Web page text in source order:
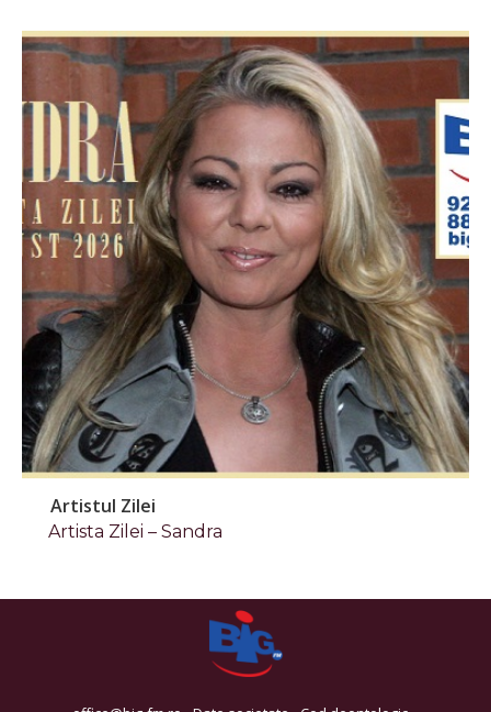
Artistul Zilei
Artista Zilei – Sandra